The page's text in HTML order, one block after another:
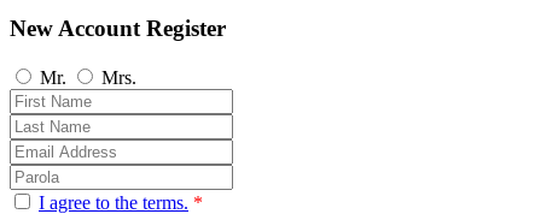
New Account Register
Mr. Mrs.
I agree to the terms. *